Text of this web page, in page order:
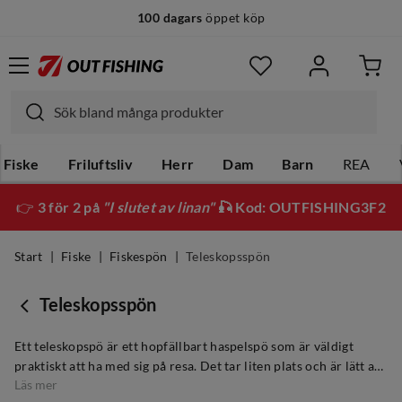
100 dagars öppet köp
Fiske Friluftsliv Herr Dam Barn REA
👉 3 för 2 på "I slutet av linan"🎣 Kod: OUTFISHING3F2
Start Fiske Fiskespön Teleskopsspön
Teleskopsspön
Ett teleskopspö är ett hopfällbart haspelspö som är väldigt
praktiskt att ha med sig på resa. Det tar liten plats och är lätt att
ha i ryggsäcken. När du ska sätta upp spöet är det viktigt att
Läs mer